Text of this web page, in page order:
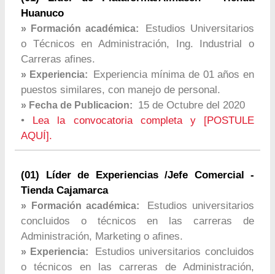
Huanuco
» Formación académica:
Estudios Universitarios
o Técnicos en Administración, Ing. Industrial o
Carreras afines.
» Experiencia:
Experiencia mínima de 01 años en
puestos similares, con manejo de personal.
» Fecha de Publicacion:
15 de Octubre del 2020
•
Lea la convocatoria completa y [POSTULE
AQUÍ].
(01) Líder de Experiencias /Jefe Comercial -
Tienda Cajamarca
» Formación académica:
Estudios universitarios
concluidos o técnicos en las carreras de
Administración, Marketing o afines.
» Experiencia:
Estudios universitarios concluidos
o técnicos en las carreras de Administración,